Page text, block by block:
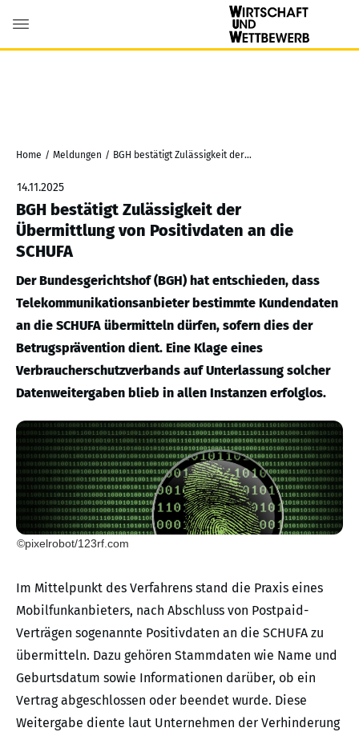
Home / Meldungen / BGH bestätigt Zulässigkeit der Übermittlung von Positivdaten an die SCHUFA
14.11.2025
BGH bestätigt Zulässigkeit der
Übermittlung von Positivdaten an die
SCHUFA
Der Bundesgerichtshof (BGH) hat entschieden, dass
Telekommunikationsanbieter bestimmte Kundendaten
an die SCHUFA übermitteln dürfen, sofern dies der
Betrugsprävention dient. Eine Klage eines
Verbraucherschutzverbands auf Unterlassung solcher
Datenweitergaben blieb in allen Instanzen erfolglos.
©pixelrobot/123rf.com
Im Mittelpunkt des Verfahrens stand die Praxis eines
Mobilfunkanbieters, nach Abschluss von Postpaid-
Verträgen sogenannte Positivdaten an die SCHUFA zu
übermitteln. Dazu gehören Stammdaten wie Name und
Geburtsdatum sowie Informationen darüber, ob ein
Vertrag abgeschlossen oder beendet wurde. Diese
Weitergabe diente laut Unternehmen der Verhinderung